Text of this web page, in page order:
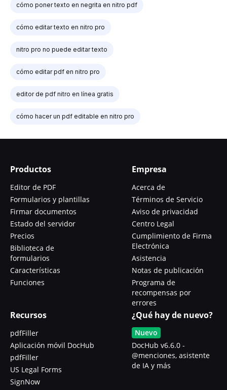
cómo poner texto en negrita en nitro pdf
cómo editar texto en nitro pro
nitro pro no puede editar texto
cómo editar pdf en nitro pro
editor de pdf nitro en línea gratis
cómo hacer un pdf editable en nitro pro
Productos
Editor de PDF
Formularios y plantillas
Firmar documentos
Estado del servidor
Precios
Biblioteca de
formularios
Características
Funciones
Empresa
Acerca de
Términos de Servicio
Aviso de privacidad
Centro Legal
Cumplimiento de Firma
Electrónica
Asistencia
Notas de publicación
Programa de
recompensas por
errores
Recursos
pdfFiller
Aplicación móvil DocHub
pdfFiller
US Legal Forms
SignNow
¿Qué hay de nuevo?
Nuevo
DocHub v6.6.0 -
@menciones, asistente
de IA y más